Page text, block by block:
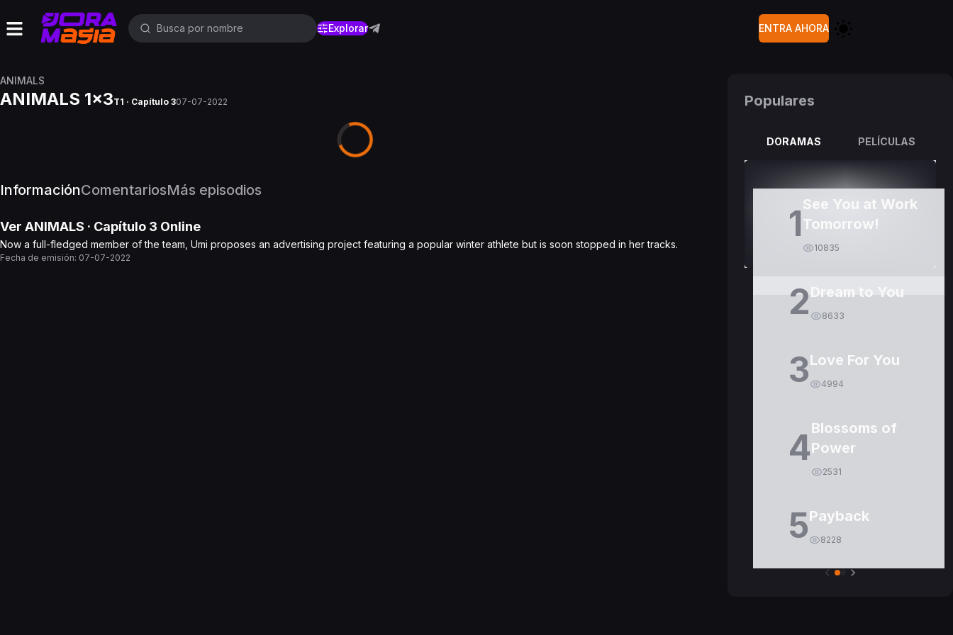
Explorar ENTRA AHORA
ANIMALS
ANIMALS 1x3T1 · Capítulo 307-07-2022
InformaciónComentariosMás episodios
Ver ANIMALS · Capítulo 3 Online
Now a full-fledged member of the team, Umi proposes an advertising project featuring a popular winter athlete but is soon stopped in her tracks.
Fecha de emisión: 07-07-2022
Populares
DORAMAS PELÍCULAS
1See You at Work
Tomorrow!
10835
2 Dream to You
8633
3Love For You
4994
4Blossoms of
Power
2531
5Payback
8228